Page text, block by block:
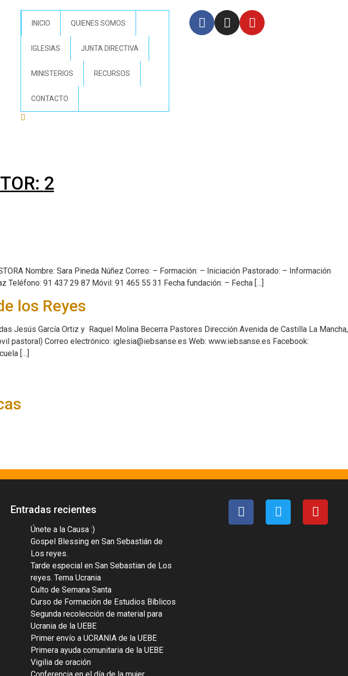
INICIO QUIENES SOMOS
IGLESIAS JUNTA DIRECTIVA
MINISTERIOS RECURSOS
CONTACTO
2
Nombre: Sara Pineda Núñez Correo: – Formación: – Iniciación Pastorado: – Información
91 437 29 87 Móvil: 91 465 55 31 Fecha fundación: – Fecha […]
los Reyes
Jesús García Ortiz y Raquel Molina Becerra Pastores Dirección Avenida de Castilla La Mancha,
pastoral) Correo electrónico: iglesia@iebsanse.es Web: www.iebsanse.es Facebook:
[…]
Entradas recientes
Únete a la Causa :)
Gospel Blessing en San Sebastián de
Los reyes.
Tarde especial en San Sebastian de Los
reyes. Tema Ucrania
Culto de Semana Santa
Curso de Formación de Estudios Bíblicos
Segunda recolección de material para
Ucrania de la UEBE
Primer envío a UCRANIA de la UEBE
Primera ayuda comunitaria de la UEBE
Vigilia de oración